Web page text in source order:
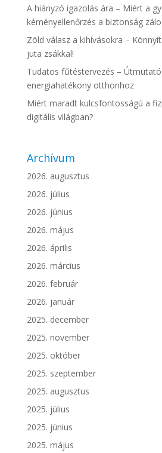
A hiányzó igazolás ára – Miért a
kéményellenőrzés a biztonság
Zöld válasz a kihívásokra –
juta zsákkal!
Tudatos fűtéstervezés –
energiahatékony otthonhoz
Miért maradt kulcsfontosságú a
digitális világban?
Archívum
2026. augusztus
2026. július
2026. június
2026. május
2026. április
2026. március
2026. február
2026. január
2025. december
2025. november
2025. október
2025. szeptember
2025. augusztus
2025. július
2025. június
2025. május